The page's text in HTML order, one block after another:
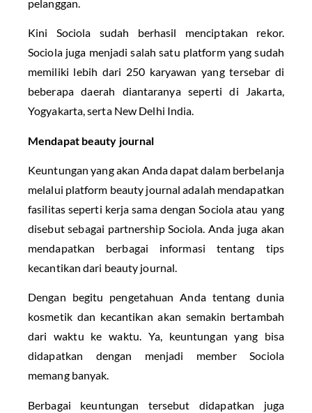
pelanggan.
Kini Sociola sudah berhasil menciptakan rekor.
Sociola juga menjadi salah satu platform yang sudah
memiliki lebih dari 250 karyawan yang tersebar di
beberapa daerah diantaranya seperti di Jakarta,
Yogyakarta, serta New Delhi India.
Mendapat beauty journal
Keuntungan yang akan Anda dapat dalam berbelanja
melalui platform beauty journal adalah mendapatkan
fasilitas seperti kerja sama dengan Sociola atau yang
disebut sebagai partnership Sociola. Anda juga akan
mendapatkan berbagai informasi tentang tips
kecantikan dari beauty journal.
Dengan begitu pengetahuan Anda tentang dunia
kosmetik dan kecantikan akan semakin bertambah
dari waktu ke waktu. Ya, keuntungan yang bisa
didapatkan dengan menjadi member Sociola
memang banyak.
Berbagai keuntungan tersebut didapatkan juga